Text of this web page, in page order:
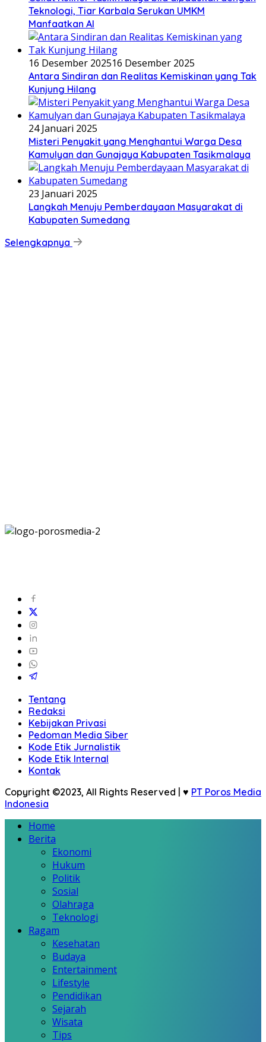
Teknologi, Tiar Karbala Serukan UMKM
Manfaatkan AI
16 Desember 202516 Desember 2025
Antara Sindiran dan Realitas Kemiskinan yang Tak
Kunjung Hilang
24 Januari 2025
Misteri Penyakit yang Menghantui Warga Desa
Kamulyan dan Gunajaya Kabupaten Tasikmalaya
23 Januari 2025
Langkah Menuju Pemberdayaan Masyarakat di
Kabupaten Sumedang
Selengkapnya
Tentang
Redaksi
Kebijakan Privasi
Pedoman Media Siber
Kode Etik Jurnalistik
Kode Etik Internal
Kontak
Copyright ©2023, All Rights Reserved | ♥ PT Poros Media
Indonesia
Home
Berita
Ekonomi
Hukum
Politik
Sosial
Olahraga
Teknologi
Ragam
Kesehatan
Budaya
Entertainment
Lifestyle
Pendidikan
Sejarah
Wisata
Tips